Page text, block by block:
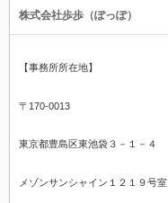
株式会社歩歩（ぽっぽ）
【事務所所在地】
〒170-0013
東京都豊島区東池袋３－１－４
メゾンサンシャイン１２１９号室